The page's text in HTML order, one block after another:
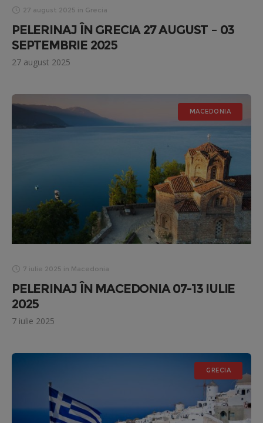
27 august 2025 in Grecia
PELERINAJ ÎN GRECIA 27 AUGUST – 03
SEPTEMBRIE 2025
27 august 2025
MACEDONIA
7 iulie 2025 in Macedonia
PELERINAJ ÎN MACEDONIA 07-13 IULIE
2025
7 iulie 2025
GRECIA